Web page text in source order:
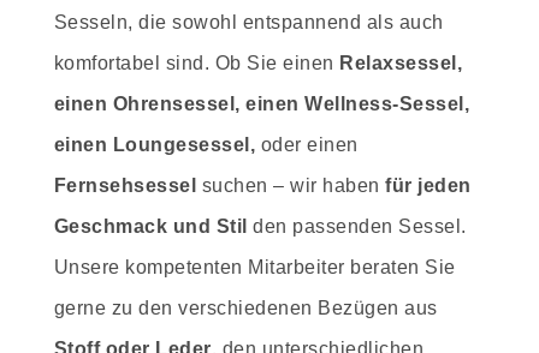
Sesseln, die sowohl entspannend als auch
komfortabel sind. Ob Sie einen Relaxsessel,
einen Ohrensessel, einen Wellness-Sessel,
einen Loungesessel, oder einen
Fernsehsessel suchen – wir habenfür jeden
Geschmack und Stilden passenden Sessel.
Unsere kompetenten Mitarbeiter beraten Sie
gerne zu den verschiedenen Bezügen aus
Stoff oder Leder, den unterschiedlichen